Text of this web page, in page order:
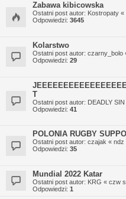
Zabawa kibicowska
Ostatni post autor: Kostropaty «
Odpowiedzi: 3645
Kolarstwo
Ostatni post autor: czarny_bolo
Odpowiedzi: 29
T
Ostatni post autor: DEADLY SIN
Odpowiedzi: 41
POLONIA RUGBY
Ostatni post autor: czajak « ndz
Odpowiedzi: 35
Mundial 2022 Katar
Ostatni post autor: KRG « czw
Odpowiedzi: 1